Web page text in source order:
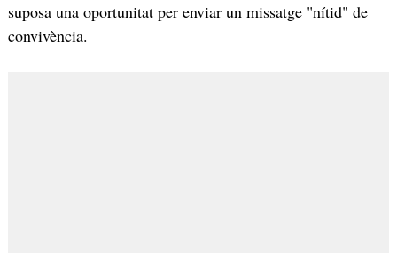
suposa una oportunitat per enviar un missatge "nítid" de
convivència.